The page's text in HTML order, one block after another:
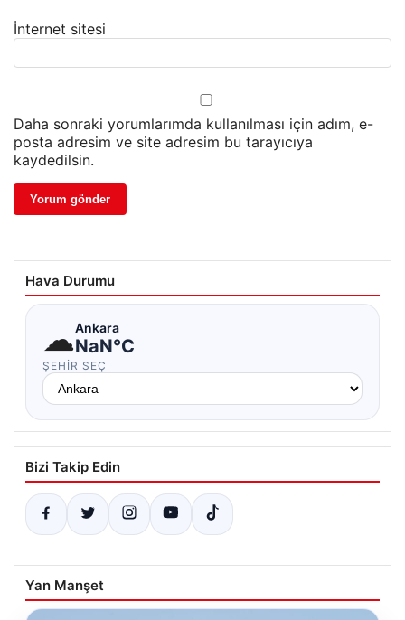
İnternet sitesi
Daha sonraki yorumlarımda kullanılması için adım, e-
posta adresim ve site adresim bu tarayıcıya
kaydedilsin.
Hava Durumu
☁Ankara
NaN°C
ŞEHIR SEÇ
Bizi Takip Edin
Yan Manşet